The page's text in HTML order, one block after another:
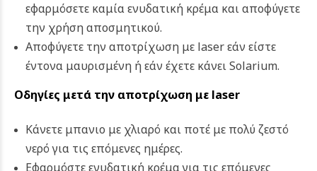
εφαρμόσετε καμία ενυδατική κρέμα και αποφύγετε
την χρήση αποσμητικού.
Αποφύγετε την αποτρίχωση με laser εάν είστε
έντονα μαυρισμένη ή εάν έχετε κάνει Solarium.
Οδηγίες μετά την αποτρίχωση με laser
Κάνετε μπανιο με χλιαρό και ποτέ με πολύ ζεστό
νερό για τις επόμενες ημέρες.
Εφαρμόστε ενυδατική κρέμα για τις επόμενες